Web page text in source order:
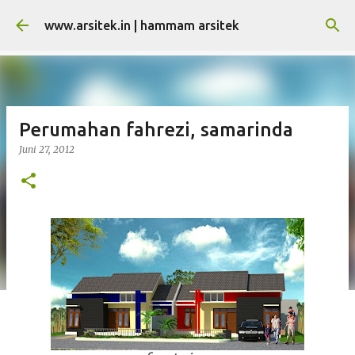
Langsung ke konten utama
www.arsitek.in | hammam arsitek
Perumahan fahrezi, samarinda
Juni 27, 2012